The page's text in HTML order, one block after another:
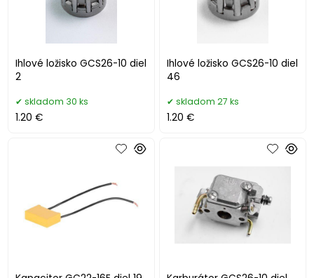
Ihlové ložisko GCS26-10 diel
2
skladom 30 ks
1.20 €
Ihlové ložisko GCS26-10 diel
46
skladom 27 ks
1.20 €